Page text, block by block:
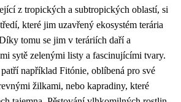
z tropických a subtropických oblastí, si
které jim uzavřený ekosystém terária
tomu se jim v teráriích daří a
sytě zelenými listy a fascinujícími tvary.
například Fitónie, oblíbená pro své
žilkami, nebo kapradiny, které